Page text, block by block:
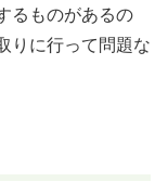
るものがあるの
りに行って問題な